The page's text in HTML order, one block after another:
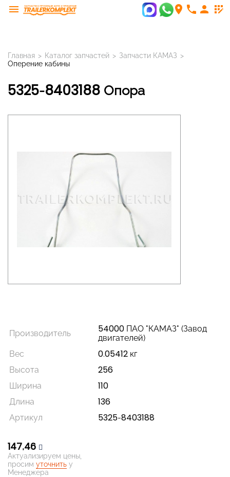
menu room phone person app_registration
Главная > Каталог запчастей > Запчасти КАМАЗ >
Оперение кабины
5325-8403188 Опора
Производитель
54000 ПАО "КАМАЗ" (Завод
двигателей)
Вес
0.05412 кг
Высота
256
Ширина
110
Длина
136
Артикул
5325-8403188
147,46
Актуализируем цены,
просим уточнить у
Менеджера